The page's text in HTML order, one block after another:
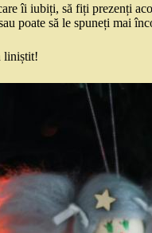
îi iubiți, să fiți prezenți
poate să le spuneți mai
liniștit!